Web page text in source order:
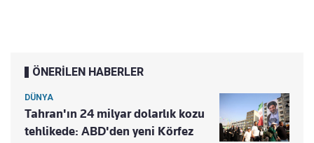
ÖNERİLEN HABERLER
DÜNYA
Tahran'ın 24 milyar dolarlık kozu
tehlikede: ABD'den yeni Körfez